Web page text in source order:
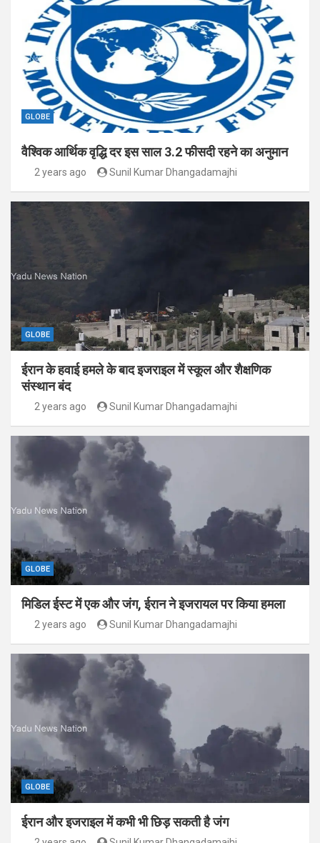
GLOBE
वैश्विक आर्थिक वृद्धि दर इस साल 3.2 फीसदी रहने का अनुमान
2 years ago Sunil Kumar Dhangadamajhi
GLOBE
ईरान के हवाई हमले के बाद इजराइल में स्कूल और शैक्षणिक
संस्थान बंद
2 years ago Sunil Kumar Dhangadamajhi
GLOBE
मिडिल ईस्ट में एक और जंग, ईरान ने इजरायल पर किया हमला
2 years ago Sunil Kumar Dhangadamajhi
GLOBE
ईरान और इजराइल में कभी भी छिड़ सकती है जंग